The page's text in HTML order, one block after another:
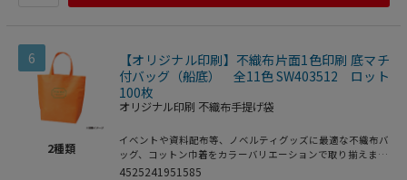
6
2種類
【オリジナル印刷】不織布片面1色印刷 底マチ
付バッグ（船底） 全11色 SW403512 ロット
100枚
オリジナル印刷 不織布手提げ袋
イベントや資料配布等、ノベルティグッズに最適な不織布バ
ッグ、コットン巾着をカラーバリエーションで取り揃えまし
た。片面シルク1色印刷、印刷領域は別途テンプレートでご
4525241951585